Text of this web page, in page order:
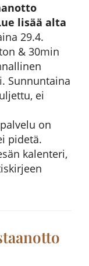
lisää alta
29.4.
& 30min
Sunnuntaina
ei
on
pidetä.
kalenteri,